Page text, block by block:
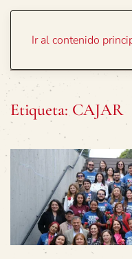
Ir al contenido
Etiqueta: CAJAR